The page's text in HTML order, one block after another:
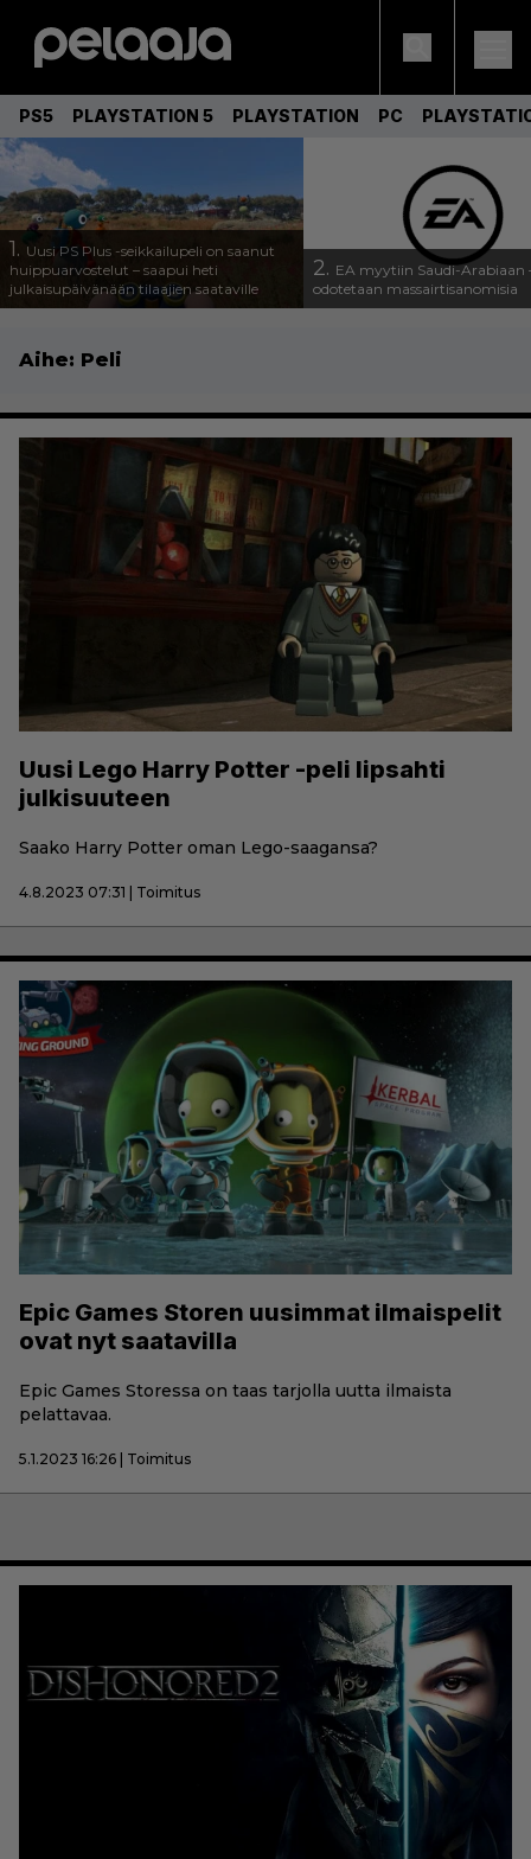
PS5 PLAYSTATION 5 PLAYSTATION PC
1. Uusi PS Plus -seikkailupeli on saanut
huippuarvostelut – saapui heti
julkaisupäivänään tilaajien saataville
2. EA myytiin Saudi-Arabiaan
odotetaan massairtisanomisia
Aihe: Peli
Uusi Lego Harry Potter -peli lipsahti
julkisuuteen
Saako Harry Potter oman Lego-saagansa?
4.8.2023 07:31 | Toimitus
Epic Games Storen uusimmat ilmaispelit
ovat nyt saatavilla
Epic Games Storessa on taas tarjolla uutta ilmaista
pelattavaa.
5.1.2023 16:26 | Toimitus